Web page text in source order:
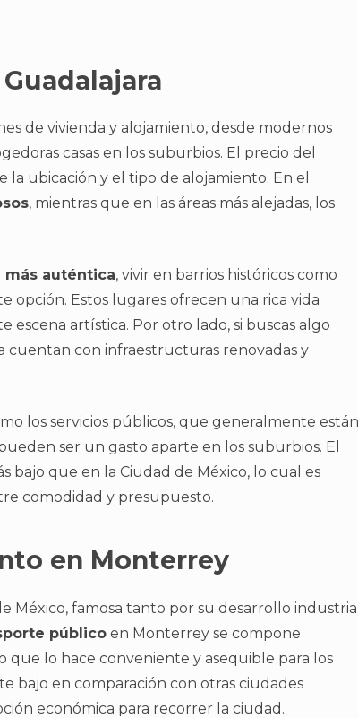
de vivienda y alojamiento, desde modernos
casas en los suburbios. El precio del
ubicación y el tipo de alojamiento. En el
, mientras que en las áreas más alejadas, los
auténtica, vivir en barrios históricos como
Estos lugares ofrecen una rica vida
artística. Por otro lado, si buscas algo
cuentan con infraestructuras renovadas y
los servicios públicos, que generalmente están
ser un gasto aparte en los suburbios. El
bajo que en la Ciudad de México, lo cual es
comodidad y presupuesto.
en Monterrey
México, famosa tanto por su desarrollo
público en Monterrey se compone
lo hace conveniente y asequible para los
bajo en comparación con otras ciudades
económica para recorrer la ciudad.